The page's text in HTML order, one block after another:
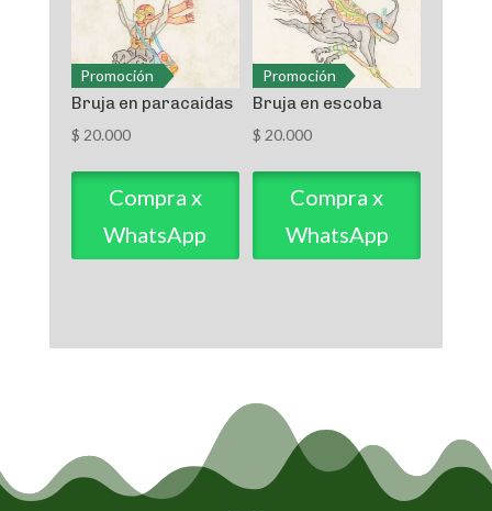
Promoción
Bruja en paracaidas
$ 20.000
Compra x
WhatsApp
Promoción
Bruja en escoba
$ 20.000
Compra x
WhatsApp